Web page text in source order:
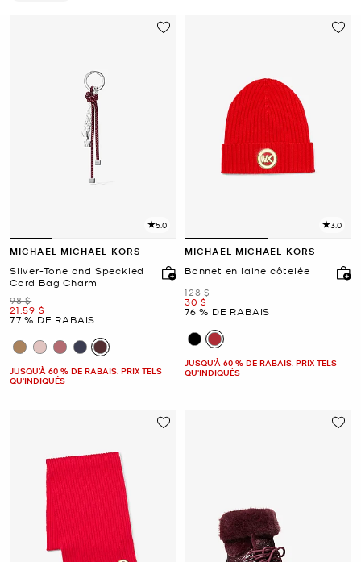
5.0
MICHAEL MICHAEL KORS
Silver-Tone and Speckled
Cord Bag Charm
était
98 $
maintenant
21.59 $
77 % DE RABAIS
JUSQU’À 60 % DE RABAIS. PRIX TELS
QU'INDIQUÉS
3.0
MICHAEL MICHAEL KORS
Bonnet en laine côtelée
était
128 $
maintenant
30 $
76 % DE RABAIS
JUSQU’À 60 % DE RABAIS. PRIX TELS
QU'INDIQUÉS